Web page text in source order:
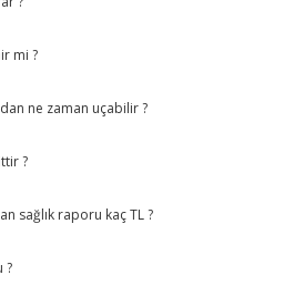
mi ?
ne zaman uçabilir ?
?
sağlık raporu kaç TL ?
?